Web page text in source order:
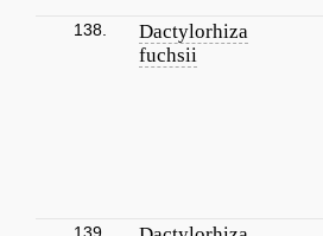
138.
Dactylorhiza
fuchsii